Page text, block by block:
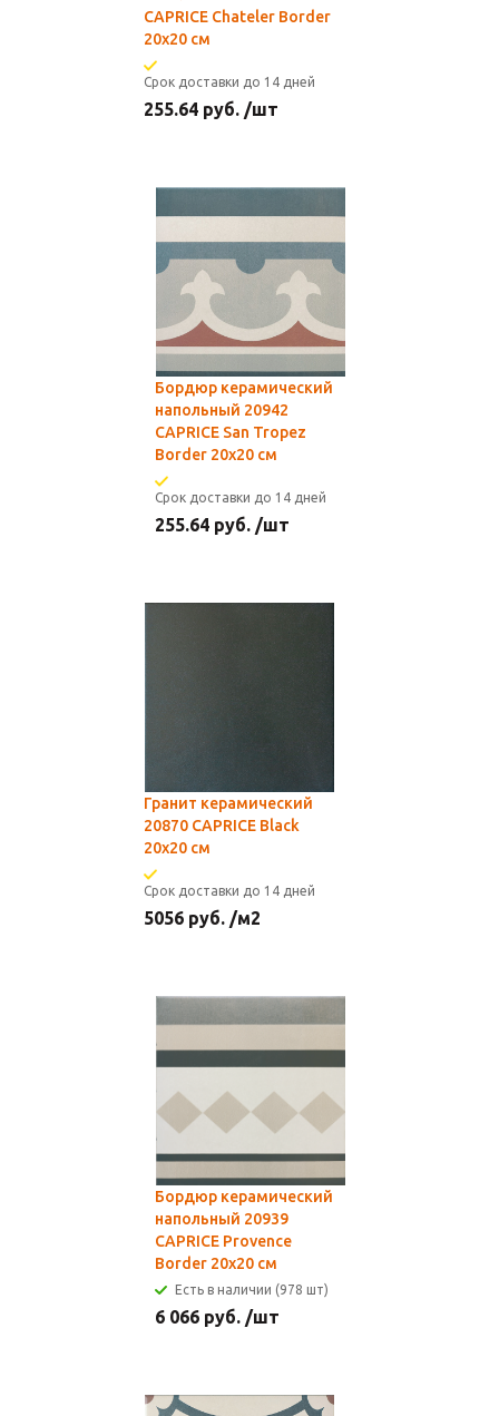
CAPRICE Chateler Border
20x20 см
Срок доставки до 14 дней
255.64 руб. /шт
Бордюр керамический
напольный 20942
CAPRICE San Tropez
Border 20x20 см
Срок доставки до 14 дней
255.64 руб. /шт
Гранит керамический
20870 CAPRICE Black
20x20 см
Срок доставки до 14 дней
5056 руб. /м2
Бордюр керамический
напольный 20939
CAPRICE Provence
Border 20x20 см
Есть в наличии (978 шт)
6 066 руб. /шт